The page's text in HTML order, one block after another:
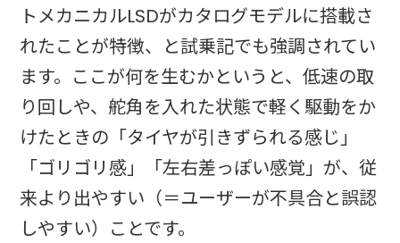
トメカニカルLSDがカタログモデルに搭載さ
れたことが特徴、と試乗記でも強調されてい
ます。ここが何を生むかというと、低速の取
り回しや、舵角を入れた状態で軽く駆動をか
けたときの「タイヤが引きずられる感じ」
「ゴリゴリ感」「左右差っぽい感覚」が、従
来より出やすい（＝ユーザーが不具合と誤認
しやすい）ことです。